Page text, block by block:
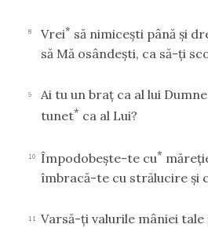
8 Vrei* să nimiceşti până şi
să Mă osândeşti, ca să-ţi
9
Ai tu un braţ ca al lui
tunet* ca al Lui?
10 Împodobeşte-te cu*
îmbracă-te cu strălucire şi
11
Varsă-ţi valurile mâniei tale